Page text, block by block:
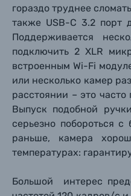
Фоторамки
Фотоальбомы
Книги о
гораздо труднее
также USB-C 3.2 порт
Поддерживается
подключить 2 XLR
встроенным Wi-Fi
или несколько камер
расстоянии – это
Выпуск подобной
серьезно побороться
раньше, камера
температурах:
Большой интерес